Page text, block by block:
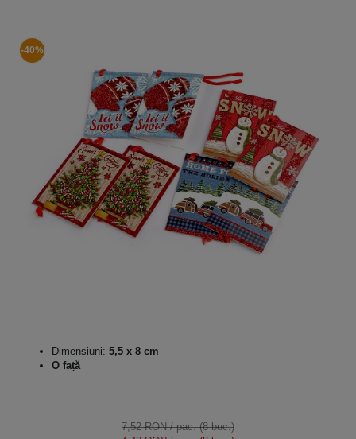
-40%
Dimensiuni: 5,5 x 8 cm
O față
7,52 RON/ pac. (8 buc.)